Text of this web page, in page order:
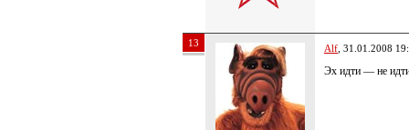
13 Alf , 31.01.2008
Эх идти — не